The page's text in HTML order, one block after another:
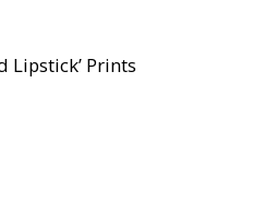
Lipstick’ Prints